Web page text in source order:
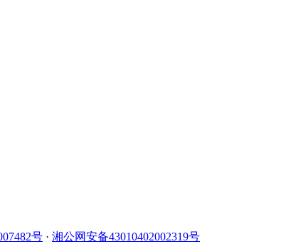
号 · 湘公网安备43010402002319号